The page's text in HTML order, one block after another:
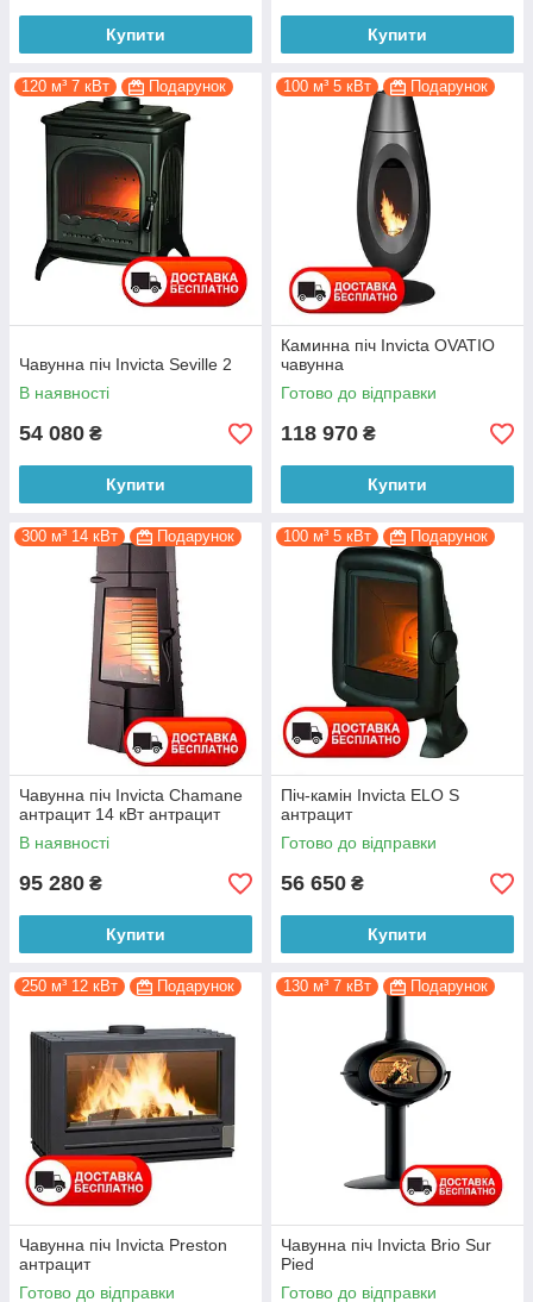
Купити Купити
120 м³ 7 кВт Подарунок
Чавунна піч Invicta Seville 2
В наявності
54 080 ₴
Купити
100 м³ 5 кВт Подарунок
Каминна піч Invicta OVATIO
чавунна
Готово до відправки
118 970 ₴
Купити
300 м³ 14 кВт Подарунок
Чавунна піч Invicta Chamane
антрацит 14 кВт антрацит
В наявності
95 280 ₴
Купити
100 м³ 5 кВт Подарунок
Піч-камін Invicta ELO S
антрацит
Готово до відправки
56 650 ₴
Купити
250 м³ 12 кВт Подарунок
Чавунна піч Invicta Preston
антрацит
Готово до відправки
130 м³ 7 кВт Подарунок
Чавунна піч Invicta Brio Sur
Pied
Готово до відправки